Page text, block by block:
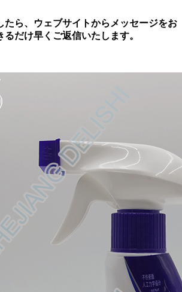
たら、ウェブサイトからメッセージをお
だけ早くご返信いたします。